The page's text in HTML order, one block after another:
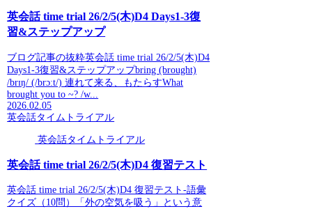
英会話 time trial 26/2/5(木)D4 Days1-3復
習&ステップアップ
ブログ記事の抜粋英会話 time trial 26/2/5(木)D4
Days1-3復習&ステップアップbring (brought)
/brɪŋ/ (/brɔːt/) 連れて来る、もたらすWhat
brought you to ~? /w...
2026.02.05
英会話タイムトライアル
英会話タイムトライアル
英会話 time trial 26/2/5(木)D4 復習テスト
英会話 time trial 26/2/5(木)D4 復習テスト-語彙
クイズ（10問）「外の空気を吸う」という意